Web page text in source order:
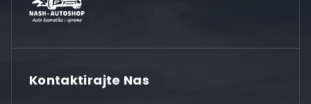
Kontaktirajte Nas